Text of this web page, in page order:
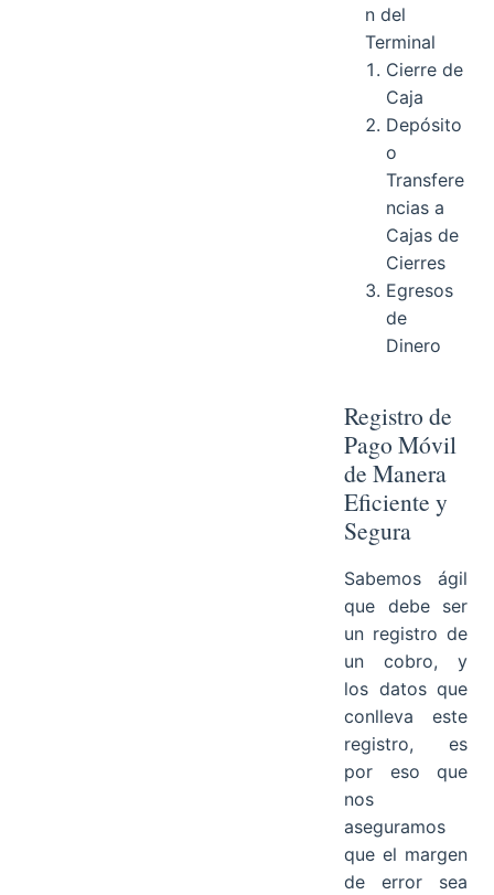
n del
Terminal
Cierre de
Caja
Depósito
o
Transfere
ncias a
Cajas de
Cierres
Egresos
de
Dinero
Registro de
Pago Móvil
de Manera
Eficiente y
Segura
Sabemos ágil
que debe ser
un registro de
un cobro, y
los datos que
conlleva este
registro, es
por eso que
nos
aseguramos
que el margen
de error sea